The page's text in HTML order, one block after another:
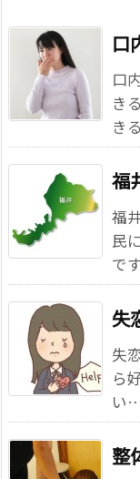
口
口
き
き
福
福
民
で
失
失
ら
い
整